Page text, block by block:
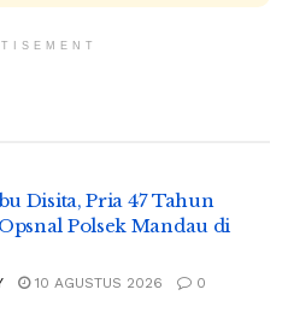
Disita, Pria 47 Tahun
Polsek Mandau di
10 AGUSTUS 2026 0